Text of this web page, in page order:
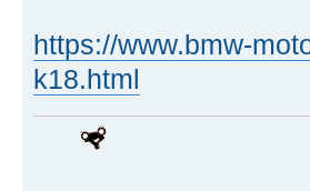
https://www.bmw-
k18.html